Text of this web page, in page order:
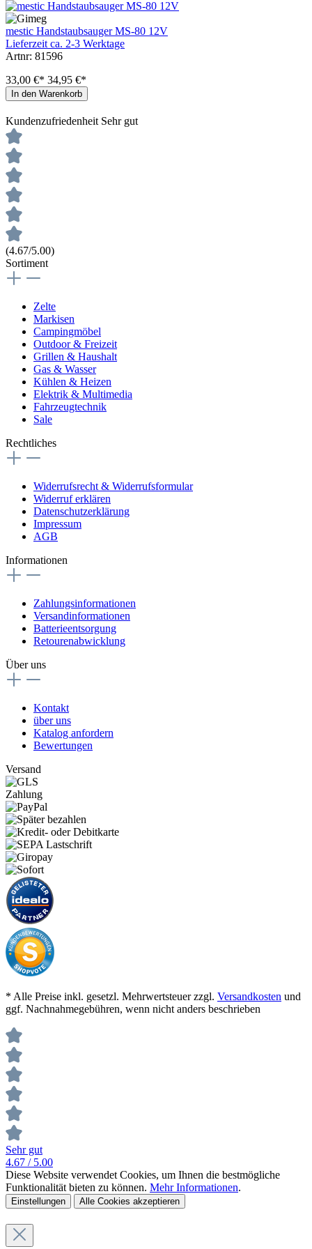
mestic Handstaubsauger MS-80 12V
Lieferzeit ca. 2-3 Werktage
Artnr: 81596
33,00 €* 34,95 €*
In den Warenkorb
Kundenzufriedenheit Sehr gut
(4.67/5.00)
Sortiment
Zelte
Markisen
Campingmöbel
Outdoor & Freizeit
Grillen & Haushalt
Gas & Wasser
Kühlen & Heizen
Elektrik & Multimedia
Fahrzeugtechnik
Sale
Rechtliches
Widerrufsrecht & Widerrufsformular
Widerruf erklären
Datenschutzerklärung
Impressum
AGB
Informationen
Zahlungsinformationen
Versandinformationen
Batterieentsorgung
Retourenabwicklung
Über uns
Kontakt
über uns
Katalog anfordern
Bewertungen
Versand
Zahlung
* Alle Preise inkl. gesetzl. Mehrwertsteuer zzgl. Versandkosten und
ggf. Nachnahmegebühren, wenn nicht anders beschrieben
Sehr gut
4.67 / 5.00
Diese Website verwendet Cookies, um Ihnen die bestmögliche
Funktionalität bieten zu können. Mehr Informationen.
Einstellungen Alle Cookies akzeptieren